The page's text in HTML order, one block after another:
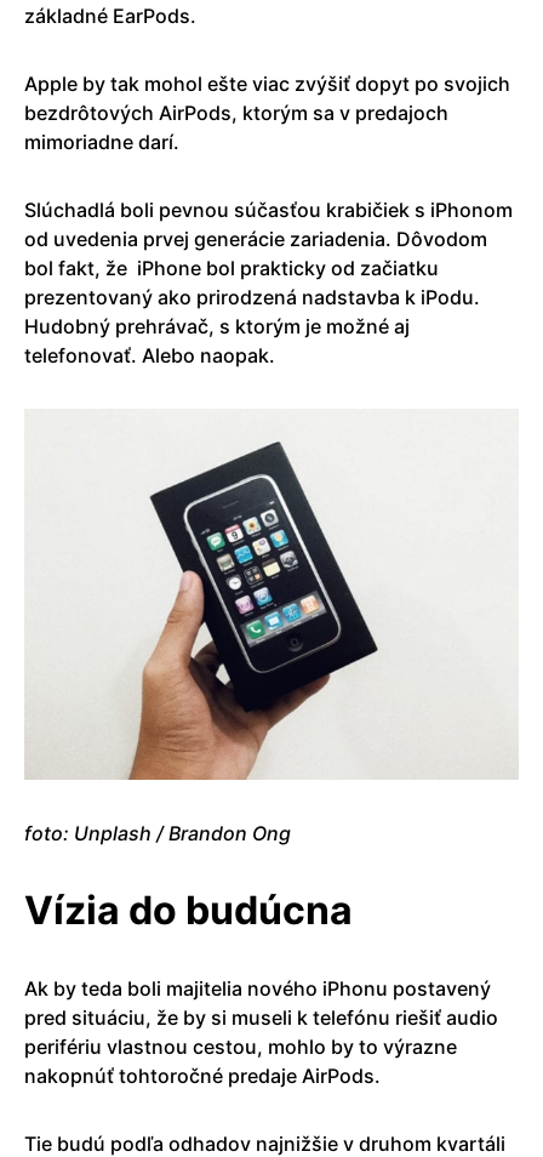
základné EarPods.
Apple by tak mohol ešte viac zvýšiť dopyt po svojich
bezdrôtových AirPods, ktorým sa v predajoch
mimoriadne darí.
Slúchadlá boli pevnou súčasťou krabičiek s iPhonom
od uvedenia prvej generácie zariadenia. Dôvodom
bol fakt, že iPhone bol prakticky od začiatku
prezentovaný ako prirodzená nadstavba k iPodu.
Hudobný prehrávač, s ktorým je možné aj
telefonovať. Alebo naopak.
foto: Unplash / Brandon Ong
Vízia do budúcna
Ak by teda boli majitelia nového iPhonu postavený
pred situáciu, že by si museli k telefónu riešiť audio
perifériu vlastnou cestou, mohlo by to výrazne
nakopnúť tohtoročné predaje AirPods.
Tie budú podľa odhadov najnižšie v druhom kvartáli